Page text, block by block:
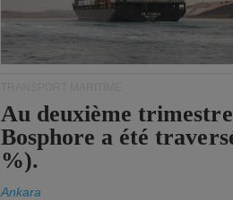
Au deuxième
Bosphore a été
%).
Ankara